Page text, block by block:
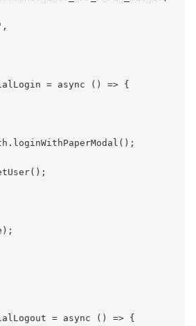
= async () => {
= async () => {